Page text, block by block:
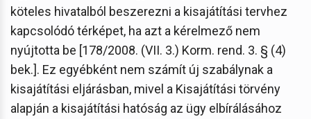
köteles hivatalból beszerezni a kisajátítási tervhez
kapcsolódó térképet, ha azt a kérelmező nem
nyújtotta be [178/2008. (VII. 3.) Korm. rend. 3. § (4)
bek.]. Ez egyébként nem számít új szabálynak a
kisajátítási eljárásban, mivel a Kisajátítási törvény
alapján a kisajátítási hatóság az ügy elbírálásához